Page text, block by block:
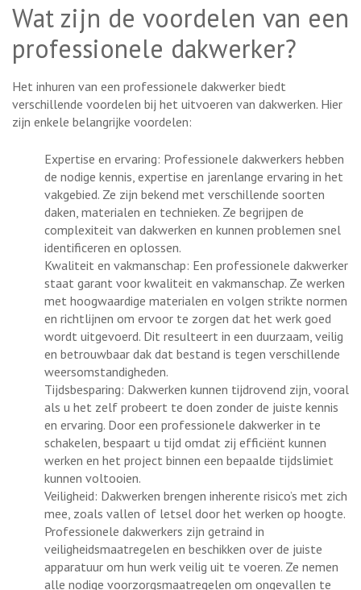
Wat zijn de voordelen van een
professionele dakwerker?
Het inhuren van een professionele dakwerker biedt
verschillende voordelen bij het uitvoeren van dakwerken. Hier
zijn enkele belangrijke voordelen:
Expertise en ervaring: Professionele dakwerkers hebben
de nodige kennis, expertise en jarenlange ervaring in het
vakgebied. Ze zijn bekend met verschillende soorten
daken, materialen en technieken. Ze begrijpen de
complexiteit van dakwerken en kunnen problemen snel
identificeren en oplossen.
Kwaliteit en vakmanschap: Een professionele dakwerker
staat garant voor kwaliteit en vakmanschap. Ze werken
met hoogwaardige materialen en volgen strikte normen
en richtlijnen om ervoor te zorgen dat het werk goed
wordt uitgevoerd. Dit resulteert in een duurzaam, veilig
en betrouwbaar dak dat bestand is tegen verschillende
weersomstandigheden.
Tijdsbesparing: Dakwerken kunnen tijdrovend zijn, vooral
als u het zelf probeert te doen zonder de juiste kennis
en ervaring. Door een professionele dakwerker in te
schakelen, bespaart u tijd omdat zij efficiënt kunnen
werken en het project binnen een bepaalde tijdslimiet
kunnen voltooien.
Veiligheid: Dakwerken brengen inherente risico’s met zich
mee, zoals vallen of letsel door het werken op hoogte.
Professionele dakwerkers zijn getraind in
veiligheidsmaatregelen en beschikken over de juiste
apparatuur om hun werk veilig uit te voeren. Ze nemen
alle nodige voorzorgsmaatregelen om ongevallen te